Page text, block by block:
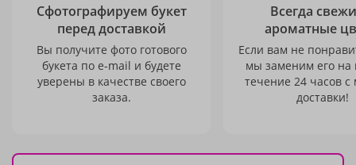
Сфотографируем букет
перед доставкой
Вы получите фото готового
букета по e-mail и будете
уверены в качестве своего
заказа.
Всегда
ароматные
Если вам не
мы заменим его на
течение 24 часов с
доставки!